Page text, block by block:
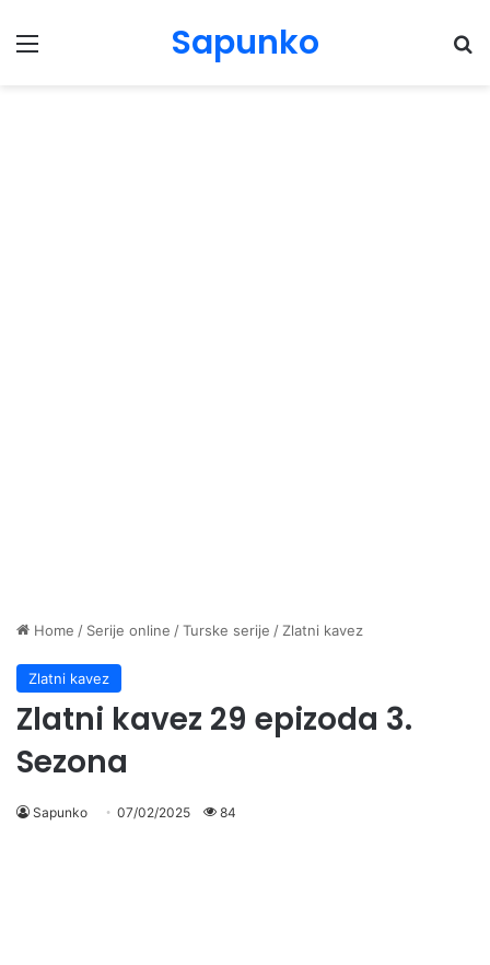
Menu Sapunko
Home / Serije online /Turske serije / Zlatni kavez
Zlatni kavez
Zlatni kavez 29 epizoda 3.
Sezona
Sapunko 07/02/2025 84